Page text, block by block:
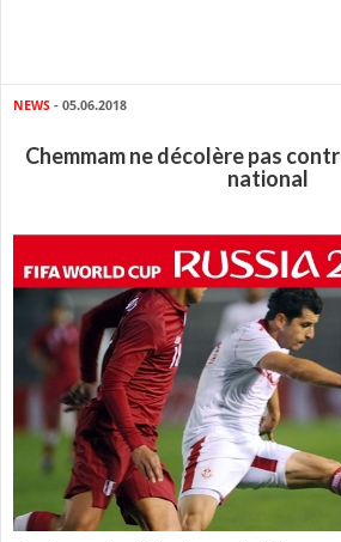
NEWS - 05.06.2018
Chemmam ne décolère pas
national